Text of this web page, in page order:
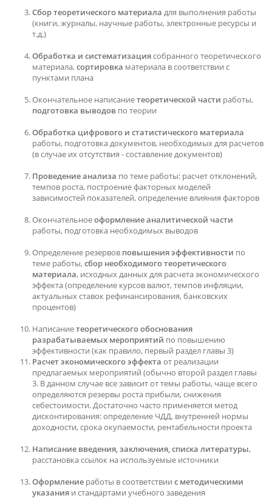
Сбор теоретического материала для выполнения работы
(книги, журналы, научные работы, электронные ресурсы и
т.д.)
Обработка и систематизациясобранного теоретического
материала,сортировка материала в соответствии с
пунктами плана
Окончательное написаниетеоретической части работы,
подготовка выводов по теории
Обработка цифрового и статистического материала
работы, подготовка документов, необходимых для расчетов
(в случае их отсутствия - составление документов)
Проведение анализа по теме работы: расчет отклонений,
темпов роста, построение факторных моделей
зависимостей показателей, определение влияния факторов
Окончательноеоформление аналитической части
работы, подготовка необходимых выводов
Определение резервов повышения эффективности по
теме работы,сбор необходимого теоретического
материала, исходных данных для расчета экономического
эффекта (определение курсов валют, темпов инфляции,
актуальных ставок рефинансирования, банковских
процентов)
Написаниетеоретического обоснования
разрабатываемых мероприятий по повышению
эффективности (как правило, первый раздел главы 3)
Расчет экономического эффекта от реализации
предлагаемых мероприятий (обычно второй раздел главы
3. В данном случае все зависит от темы работы, чаще всего
определяются резервы роста прибыли, снижения
себестоимости. Достаточно часто применяется метод
дисконтирования: определение ЧДД, внутренней нормы
доходности, срока окупаемости, рентабельности проекта
Написание введения, заключения, списка литературы,
расстановка ссылок на используемые источники
Оформление работы в соответствии с методическими
указания и стандартами учебного заведения